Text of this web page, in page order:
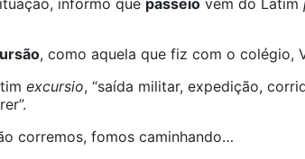
informo que passeio vem do Latim
, como aquela que fiz com o colégio,
excursio, “saída militar, expedição,
corremos, fomos caminhando…